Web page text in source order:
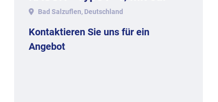
1.000 kg Stundenleistung.
Bad Salzuflen, Deutschland
Kontaktieren Sie uns für ein
Angebot